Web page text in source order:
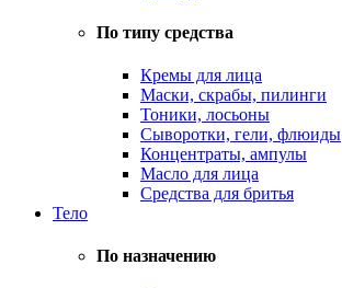
По типу средства
Кремы для лица
Маски, скрабы, пилинги
Тоники, лосьоны
Сыворотки, гели, флюиды
Концентраты, ампулы
Масло для лица
Средства для бритья
Тело
По назначению